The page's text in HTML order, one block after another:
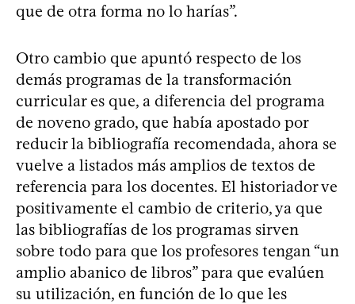
que de otra forma no lo harías”.
Otro cambio que apuntó respecto de los
demás programas de la transformación
curricular es que, a diferencia del programa
de noveno grado, que había apostado por
reducir la bibliografía recomendada, ahora se
vuelve a listados más amplios de textos de
referencia para los docentes. El historiador ve
positivamente el cambio de criterio, ya que
las bibliografías de los programas sirven
sobre todo para que los profesores tengan “un
amplio abanico de libros” para que evalúen
su utilización, en función de lo que les